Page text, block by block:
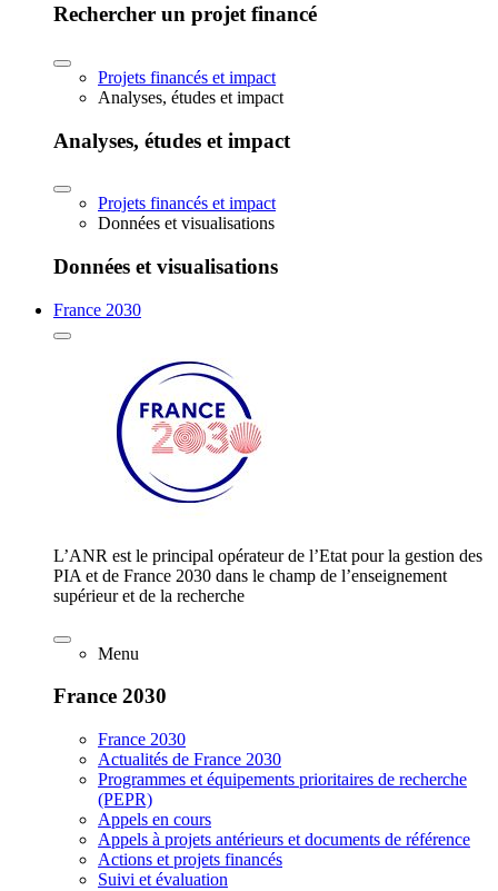
Rechercher un projet financé
Projets financés et impact
Analyses, études et impact
Analyses, études et impact
Projets financés et impact
Données et visualisations
Données et visualisations
France 2030
L’ANR est le principal opérateur de l’Etat pour la gestion des
PIA et de France 2030 dans le champ de l’enseignement
supérieur et de la recherche
Menu
France 2030
France 2030
Actualités de France 2030
Programmes et équipements prioritaires de recherche
(PEPR)
Appels en cours
Appels à projets antérieurs et documents de référence
Actions et projets financés
Suivi et évaluation